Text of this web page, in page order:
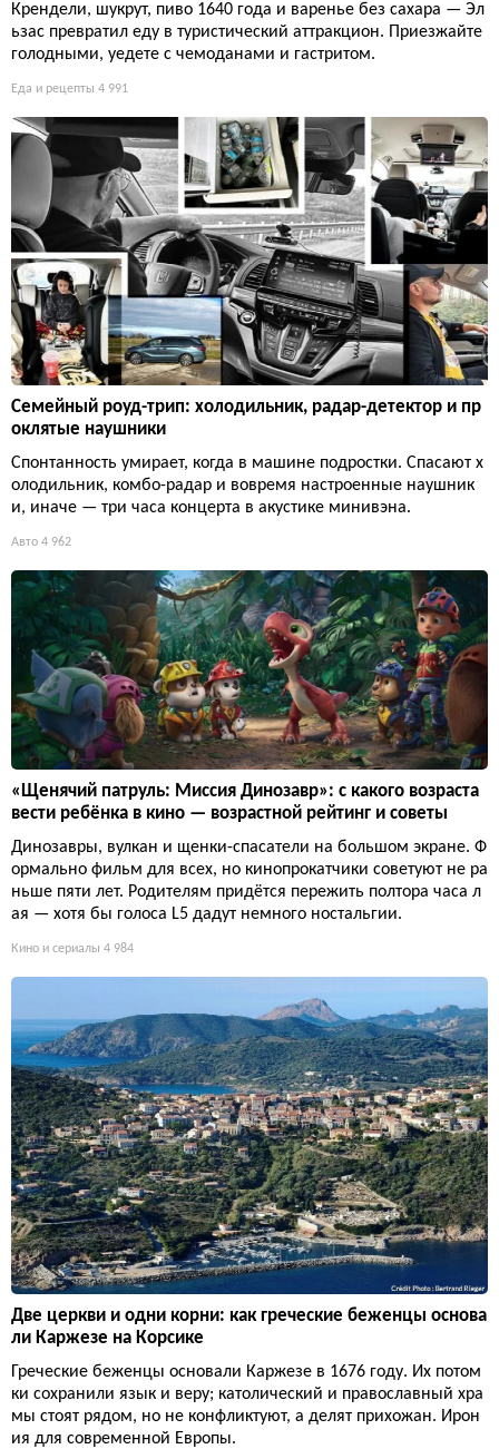
Крендели, шукрут, пиво 1640 года и варенье без сахара — Эл
ьзас превратил еду в туристический аттракцион. Приезжайте
голодными, уедете с чемоданами и гастритом.
Еда и рецепты 4 991
Семейный роуд-трип: холодильник, радар-детектор и пр
оклятые наушники
Спонтанность умирает, когда в машине подростки. Спасают х
олодильник, комбо-радар и вовремя настроенные наушник
и, иначе — три часа концерта в акустике минивэна.
Авто 4 962
«Щенячий патруль: Миссия Динозавр»: с какого возраста
вести ребёнка в кино — возрастной рейтинг и советы
Динозавры, вулкан и щенки-спасатели на большом экране. Ф
ормально фильм для всех, но кинопрокатчики советуют не ра
ньше пяти лет. Родителям придётся пережить полтора часа л
ая — хотя бы голоса L5 дадут немного ностальгии.
Кино и сериалы 4 984
Две церкви и одни корни: как греческие беженцы основа
ли Каржезе на Корсике
Греческие беженцы основали Каржезе в 1676 году. Их потом
ки сохранили язык и веру; католический и православный хра
мы стоят рядом, но не конфликтуют, а делят прихожан. Ирон
ия для современной Европы.